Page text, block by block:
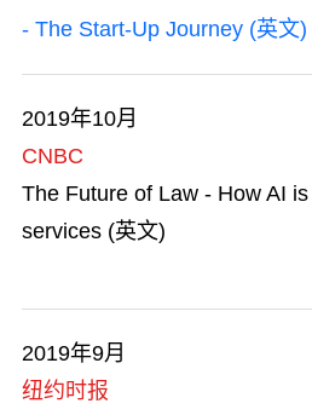
艺术与文化
勇于创新
在港工作
知识产权贸易
追求卓越
- The Start-Up Journey (英文)
2019年10月
CNBC
The Future of Law - How AI
services (英文)
2019年9月
纽约时报